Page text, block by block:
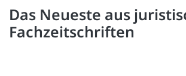
Das Neueste aus
Fachzeitschriften